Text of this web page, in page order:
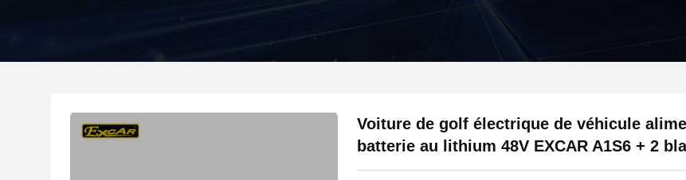
Voiture de golf électrique de véhicule
batterie au lithium 48V EXCAR A1S6 + 2